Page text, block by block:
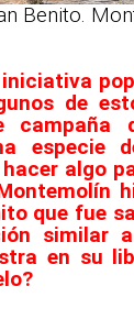
Benito.
de
campaña
especie
algo
que fue
similar
en su